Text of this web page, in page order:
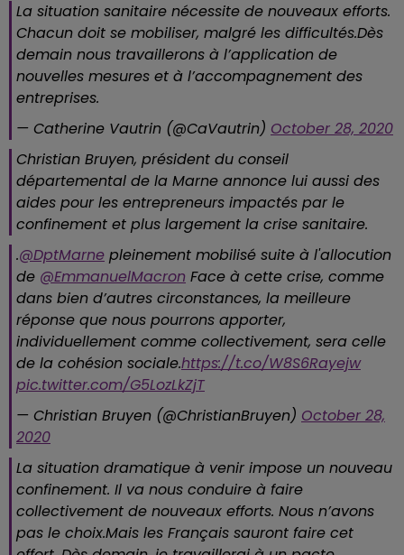
La situation sanitaire nécessite de nouveaux efforts.
Chacun doit se mobiliser, malgré les difficultés.Dès
demain nous travaillerons à l’application de
nouvelles mesures et à l’accompagnement des
entreprises.
— Catherine Vautrin (@CaVautrin) October 28, 2020
Christian Bruyen, président du conseil
départemental de la Marne annonce lui aussi des
aides pour les entrepreneurs impactés par le
confinement et plus largement la crise sanitaire.
.@DptMarne pleinement mobilisé suite à l'allocution
de @EmmanuelMacron Face à cette crise, comme
dans bien d’autres circonstances, la meilleure
réponse que nous pourrons apporter,
individuellement comme collectivement, sera celle
de la cohésion sociale.https://t.co/W8S6Rayejw
pic.twitter.com/G5LozLkZjT
— Christian Bruyen (@ChristianBruyen) October 28,
2020
La situation dramatique à venir impose un nouveau
confinement. Il va nous conduire à faire
collectivement de nouveaux efforts. Nous n’avons
pas le choix.Mais les Français sauront faire cet